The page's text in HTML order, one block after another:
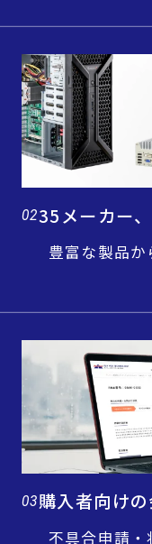
0235メーカー
豊富な製品
03購入者向け
不具合申請